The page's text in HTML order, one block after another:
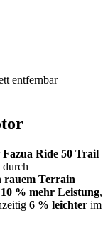
entfernbar
Fazua Ride 50 Trail
durch
rauem Terrain
10 % mehr Leistung,
6 % leichter im